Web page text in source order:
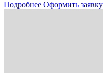
Подробнее Оформить заявку